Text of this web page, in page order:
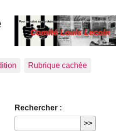
Rubrique cachée
Rechercher :